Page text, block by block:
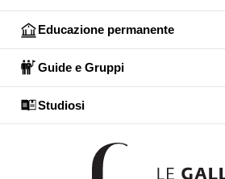
Educazione permanente
Guide e Gruppi
Studiosi